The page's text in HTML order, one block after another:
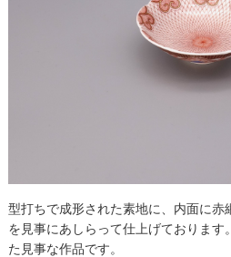
型打ちで成形された素地に、内面に赤
を見事にあしらって仕上げております
た見事な作品です。